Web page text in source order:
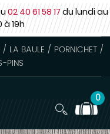
02 40 61 58 17du lundi au
à 19h
/ LA BAULE / PORNICHET /
PINS
0